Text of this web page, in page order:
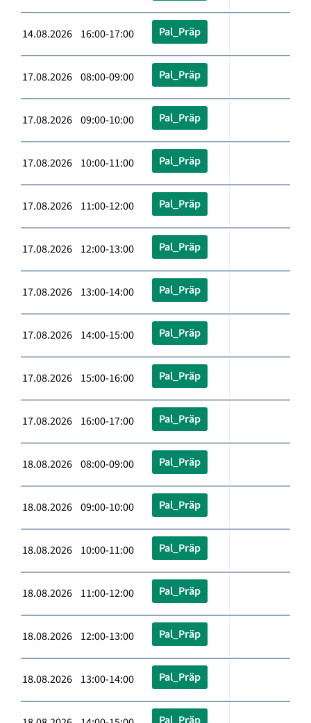
14.08.2026 16:00-17:00 Pal_Präp
17.08.2026 08:00-09:00 Pal_Präp
17.08.2026 09:00-10:00 Pal_Präp
17.08.2026 10:00-11:00 Pal_Präp
17.08.2026 11:00-12:00 Pal_Präp
17.08.2026 12:00-13:00 Pal_Präp
17.08.2026 13:00-14:00 Pal_Präp
17.08.2026 14:00-15:00 Pal_Präp
17.08.2026 15:00-16:00 Pal_Präp
17.08.2026 16:00-17:00 Pal_Präp
18.08.2026 08:00-09:00 Pal_Präp
18.08.2026 09:00-10:00 Pal_Präp
18.08.2026 10:00-11:00 Pal_Präp
18.08.2026 11:00-12:00 Pal_Präp
18.08.2026 12:00-13:00 Pal_Präp
18.08.2026 13:00-14:00 Pal_Präp